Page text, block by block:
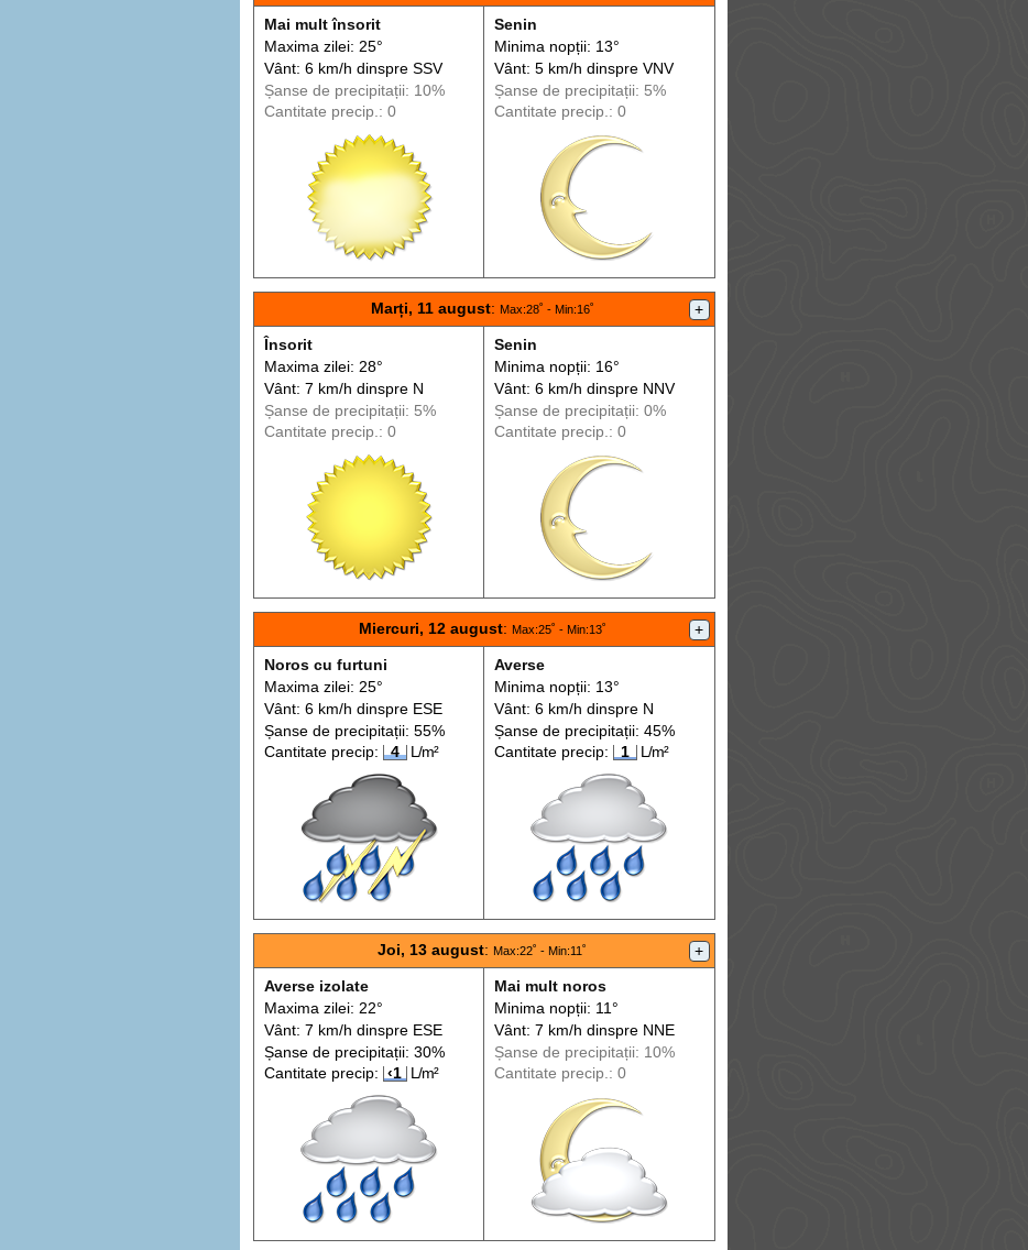
Mai mult însorit
Maxima zilei: 25°
Vânt: 6 km/h dinspreSSV
Șanse de precipitații: 10%
Cantitate precip.: 0
Senin
Minima nopții: 13°
Vânt: 5 km/h dinspreVNV
Șanse de precipitații: 5%
Cantitate precip.: 0
Marți, 11 august: Max:28˚ - Min:16˚ +
Însorit
Maxima zilei: 28°
Vânt: 7 km/h dinspreN
Șanse de precipitații: 5%
Cantitate precip.: 0
Senin
Minima nopții: 16°
Vânt: 6 km/h dinspreNNV
Șanse de precipitații: 0%
Cantitate precip.: 0
Miercuri, 12 august: Max:25˚ - Min:13˚ +
Noros cu furtuni
Maxima zilei: 25°
Vânt: 6 km/h dinspreESE
Șanse de precipitații: 55%
Cantitate precip:
4 L/m²
Averse
Minima nopții: 13°
Vânt: 6 km/h dinspreN
Șanse de precipitații: 45%
Cantitate precip:
1 L/m²
Joi, 13 august:Max:22˚ - Min:11˚ +
Averse izolate
Maxima zilei: 22°
Vânt: 7 km/h dinspreESE
Șanse de precipitații: 30%
Cantitate precip:
‹1 L/m²
Mai mult noros
Minima nopții: 11°
Vânt: 7 km/h dinspreNNE
Șanse de precipitații: 10%
Cantitate precip.: 0